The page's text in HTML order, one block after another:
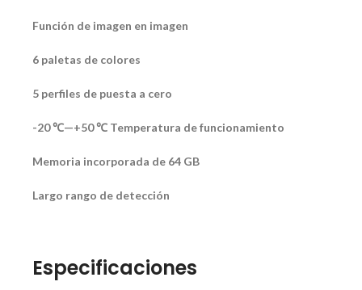
Función de imagen en imagen
6 paletas de colores
5 perfiles de puesta a cero
-20 ℃—+50 ℃ Temperatura de funcionamiento
Memoria incorporada de 64 GB
Largo rango de detección
Especificaciones